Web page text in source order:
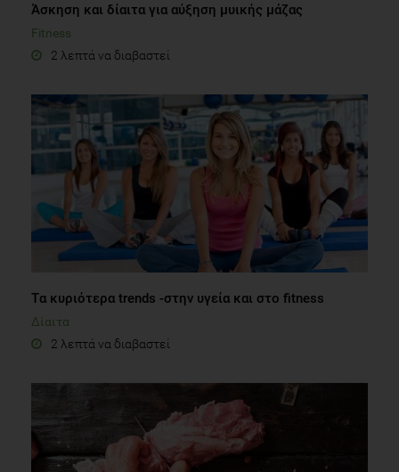
Άσκηση και δίαιτα για αύξηση μυικής μάζας
Fitness
2 λεπτά να διαβαστεί
Tα κυριότερα trends -στην υγεία και στο fitness
Δίαιτα
2 λεπτά να διαβαστεί